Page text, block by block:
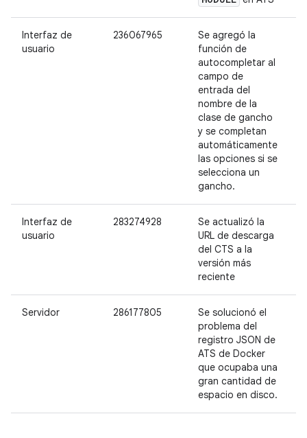
Interfaz de
usuario
236067965
Se agregó la
función de
autocompletar al
campo de
entrada del
nombre de la
clase de gancho
y se completan
automáticamente
las opciones si se
selecciona un
gancho.
Interfaz de
usuario
283274928
Se actualizó la
URL de descarga
del CTS a la
versión más
reciente
Servidor 286177805
Se solucionó el
problema del
registro JSON de
ATS de Docker
que ocupaba una
gran cantidad de
espacio en disco.